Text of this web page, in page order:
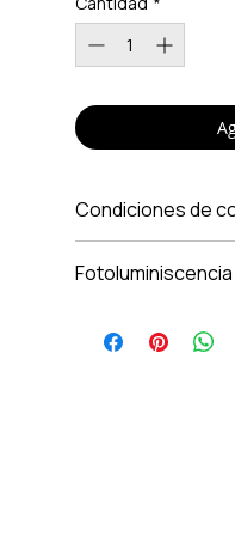
Condiciones de
Aplica solo
descuentos
Fotoluminiscencia